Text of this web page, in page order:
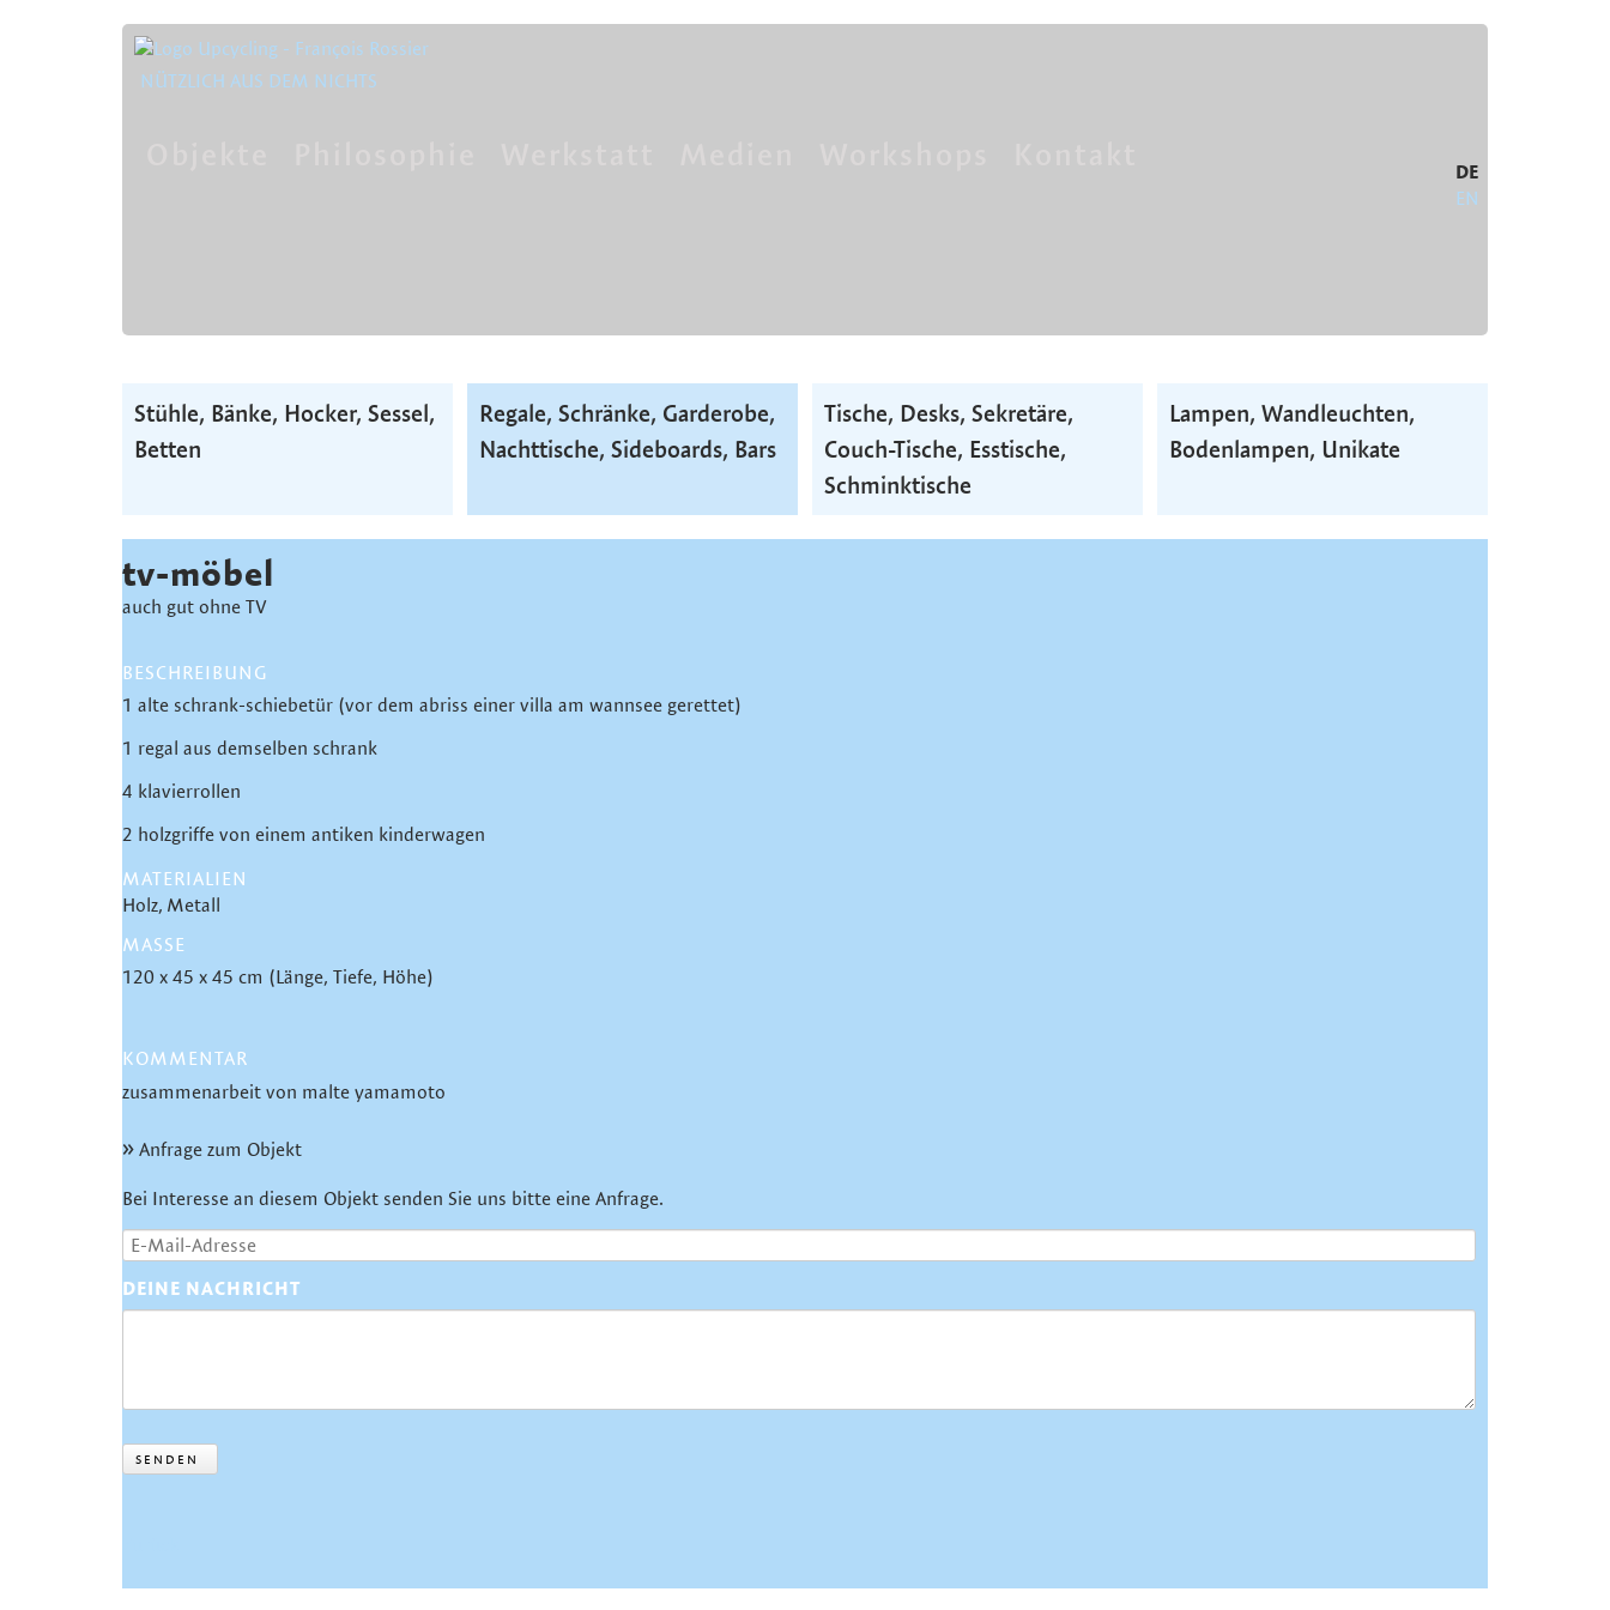
NÜTZLICH AUS DEM NICHTS
DE
EN
überspringen
Stühle, Bänke, Hocker, Sessel,
Betten
Regale, Schränke, Garderobe,
Nacht­tische, Side­boards, Bars
Tische, Desks, Sekretäre,
Couch-Tische, Esstische,
Schminktische
Lampen, Wand­leuchten,
Boden­lampen, Unikate
tv-möbel
auch gut ohne TV
BESCHREIBUNG
1 alte schrank-schiebetür (vor dem abriss einer villa am wannsee gerettet)
1 regal aus demselben schrank
4 klavierrollen
2 holzgriffe von einem antiken kinderwagen
MATERIALIEN
Holz Metall
MASSE
120 x 45 x 45 cm (Länge, Tiefe, Höhe)
KOMMENTAR
zusammenarbeit von malte yamamoto
Anfrage zum Objekt
Bei Interesse an diesem Objekt senden Sie uns bitte eine Anfrage.
DEINE NACHRICHT
SENDEN